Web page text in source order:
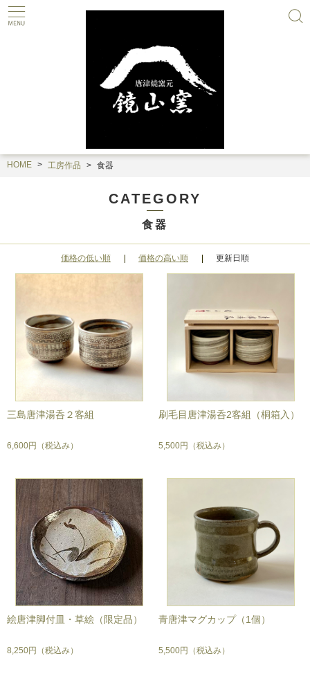
HOME 工房作品 食器
CATEGORY
食器
価格の低い順 価格の高い順 更新日順
三島唐津湯呑２客組
6,600円 （税込み）
刷毛目唐津湯呑2客組（桐箱入）
5,500円 （税込み）
絵唐津脚付皿・草絵（限定品）
8,250円 （税込み）
青唐津マグカップ（1個）
5,500円 （税込み）